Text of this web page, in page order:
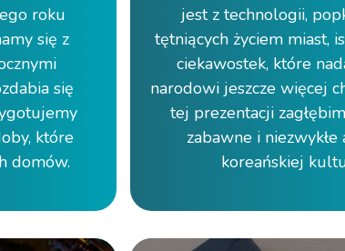
roku
się z
się
które
domów.
jest z technologii,
tętniących życiem miast,
ciekawostek, które
narodowi jeszcze więcej
tej prezentacji
zabawne i niezwykłe
koreańskiej